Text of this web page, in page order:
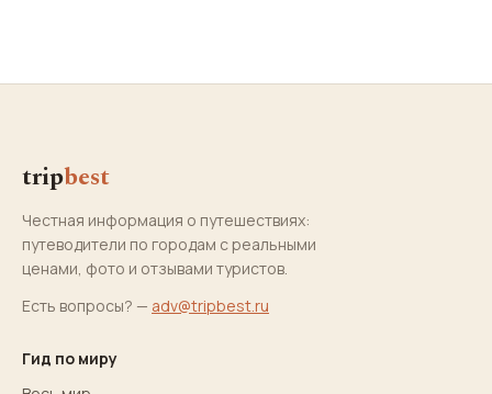
tripbest
Честная информация о путешествиях:
путеводители по городам с реальными
ценами, фото и отзывами туристов.
Есть вопросы? — adv@tripbest.ru
Гид по миру